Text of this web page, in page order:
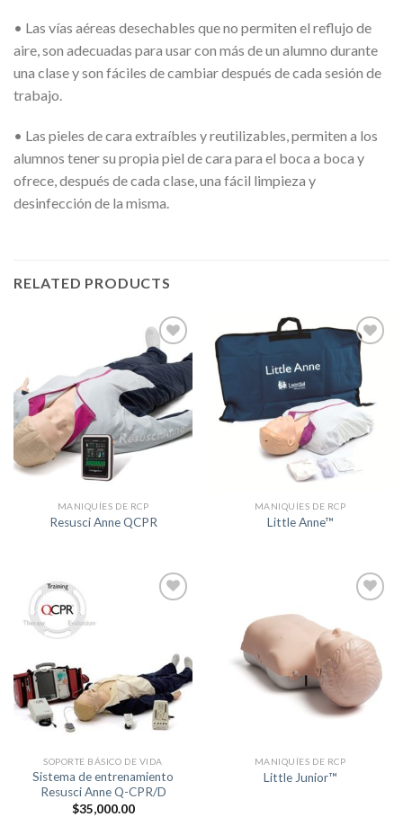
• Las vías aéreas desechables que no permiten el reflujo de
aire, son adecuadas para usar con más de un alumno durante
una clase y son fáciles de cambiar después de cada sesión de
trabajo.
• Las pieles de cara extraíbles y reutilizables, permiten a los
alumnos tener su propia piel de cara para el boca a boca y
ofrece, después de cada clase, una fácil limpieza y
desinfección de la misma.
RELATED PRODUCTS
+
Lista de
Deseos
MANIQUÍES DE RCP
Resusci Anne QCPR
Lista de
Deseos
MANIQUÍES DE RCP
Little Anne™
Deseos
SOPORTE BÁSICO DE VIDA
Sistema de entrenamiento
Resusci Anne Q-CPR/D
$35,000.00
Lista de
Deseos
MANIQUÍES DE RCP
Little Junior™